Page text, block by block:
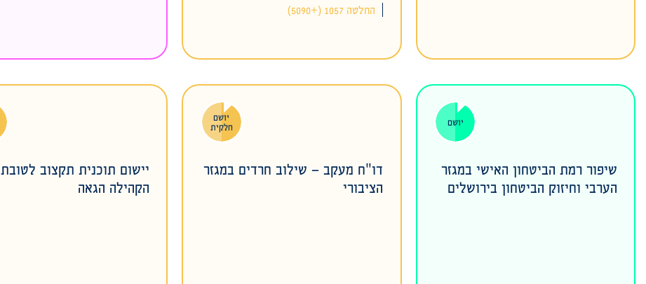
החלטה 1057 (+5090)
יושם
שיפור רמת הביטחון האישי במגזר
הערבי וחיזוק הביטחון בירושלים
יושם
חלקית
דו"ח מעקב – שילוב חרדים במגזר
הציבורי
יישום תוכנית תקצוב לטובת
הקהילה הגאה